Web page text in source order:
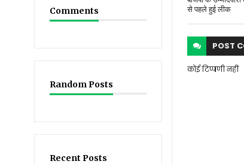
Comments
Random Posts
Recent Posts
से पहले हुई लीक
POST
कोई टिप्पणी नहीं